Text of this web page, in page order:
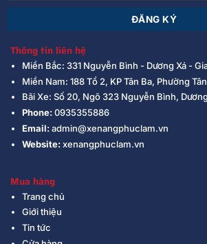
Thông tin liên hệ
Miền Bắc: 331 Nguyễn Bình - Dương Xá -
Miền Nam: 188 Tổ 2, KP Tân Ba, Phường
Bãi Xe: Số 20, Ngõ 323 Nguyễn Bình,
Phone:0935355886
Email:admin@xenangphuclam.vn
Website:xenangphuclam.vn
Mua hàng
Trang chủ
Giới thiệu
Tin tức